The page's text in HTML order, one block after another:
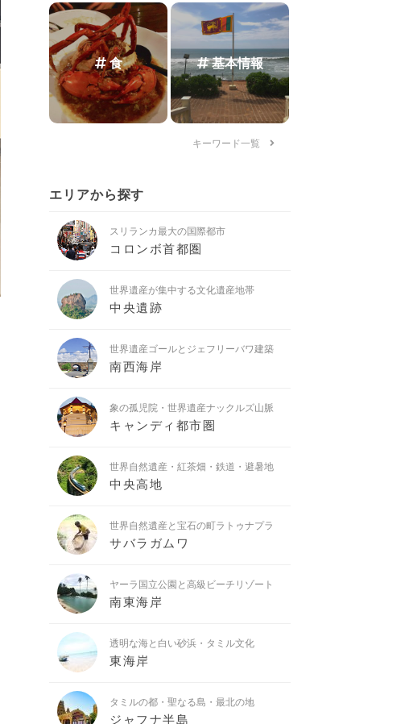
食 基本情報
キーワード一覧
エリアから探す
スリランカ最大の国際都市
コロンボ首都圏
世界遺産が集中する文化遺産地帯
中央遺跡
世界遺産ゴールとジェフリーバワ建築
南西海岸
象の孤児院・世界遺産ナックルズ山脈
キャンディ都市圏
世界自然遺産・紅茶畑・鉄道・避暑地
中央高地
世界自然遺産と宝石の町ラトゥナプラ
サバラガムワ
ヤーラ国立公園と高級ビーチリゾート
南東海岸
透明な海と白い砂浜・タミル文化
東海岸
タミルの都・聖なる島・最北の地
ジャフナ半島